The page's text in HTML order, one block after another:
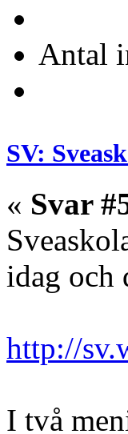
Antal
SV:
« Svar
idag och
http://
I två